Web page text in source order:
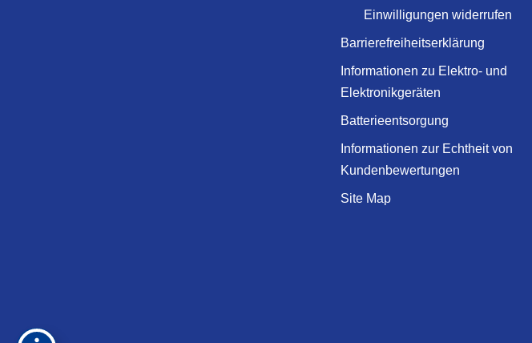
Einwilligungen widerrufen
Barrierefreiheitserklärung
Informationen zu Elektro- und
Elektronikgeräten
Batterieentsorgung
Informationen zur Echtheit von
Kundenbewertungen
Site Map